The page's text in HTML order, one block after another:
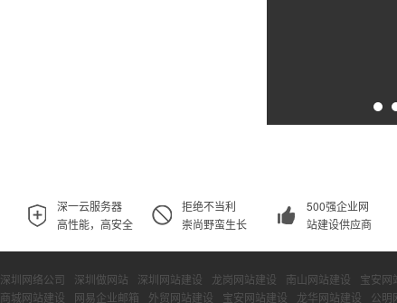
深一云服务器
高性能，高安全
拒绝不当利
崇尚野蛮生长
500强企业网
站建设供应商
深圳网络公司 深圳做网站 深圳网站建设 龙岗网站建设 南山网站建设 宝安网
商城网站建设
网易企业邮箱 外贸网站建设 宝安网站建设 龙华网站建设 公明